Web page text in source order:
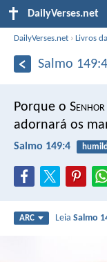
DailyVerses.net
DailyVerses.net ›Livros
Salmo 149:4
Porque o Senhor
adornará os
Salmo 149:4
ARC LeiaSalmo